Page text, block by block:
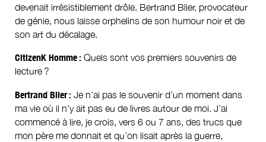
devenait irrésistiblement drôle. Bertrand Blier, provocateur
de génie, nous laisse orphelins de son humour noir et de
son art du décalage.
CitizenK Homme : Quels sont vos premiers souvenirs de
lecture ?
Bertrand Blier : Je n’ai pas le souvenir d’un moment dans
ma vie où il n’y ait pas eu de livres autour de moi. J’ai
commencé à lire, je crois, vers 6 ou 7 ans, des trucs que
mon père me donnait et qu’on lisait après la guerre,